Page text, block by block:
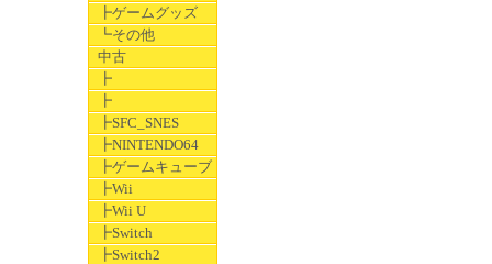
┣ゲームグッズ
┗その他
中古
┣
┣
┣SFC_SNES
┣NINTENDO64
┣ゲームキューブ
┣Wii
┣Wii U
┣Switch
┣Switch2